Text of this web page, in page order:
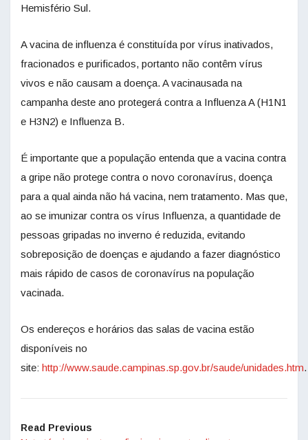
Hemisfério Sul.
A vacina de influenza é constituída por vírus inativados,
fracionados e purificados, portanto não contêm vírus
vivos e não causam a doença. A vacinausada na
campanha deste ano protegerá contra a Influenza A (H1N1
e H3N2) e Influenza B.
É importante que a população entenda que a vacina contra
a gripe não protege contra o novo coronavírus, doença
para a qual ainda não há vacina, nem tratamento. Mas que,
ao se imunizar contra os vírus Influenza, a quantidade de
pessoas gripadas no inverno é reduzida, evitando
sobreposição de doenças e ajudando a fazer diagnóstico
mais rápido de casos de coronavírus na população
vacinada.
Os endereços e horários das salas de vacina estão
disponíveis no
site: http://www.saude.campinas.sp.gov.br/saude/unidades.htm.
Read Previous